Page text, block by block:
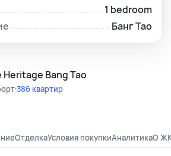
1 bedroom
Банг Тао
Heritage Bang Tao
386 квартир
ОтделкаУсловия покупкиАналитикаО